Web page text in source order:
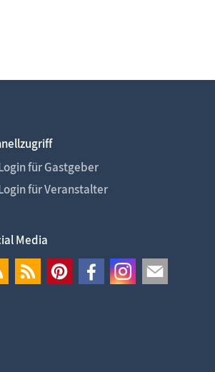
für Gastgeber
für Veranstalter
Media